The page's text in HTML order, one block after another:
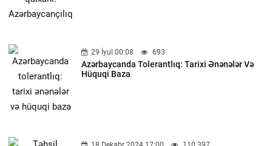
29 İyul 00:08 693
Azərbaycanda Tolerantlıq: Tarixi Ənənələr Və
Hüquqi Baza